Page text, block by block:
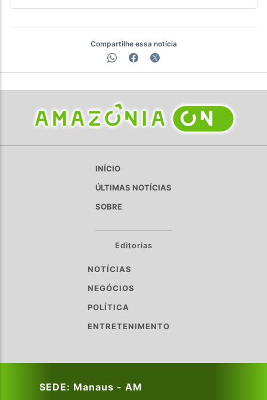
Compartilhe essa notícia
INÍCIO
ÚLTIMAS NOTÍCIAS
SOBRE
Editorias
NOTÍCIAS
NEGÓCIOS
POLÍTICA
ENTRETENIMENTO
SEDE: Manaus - AM